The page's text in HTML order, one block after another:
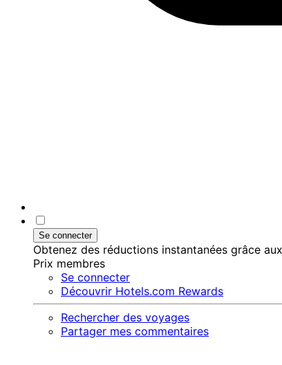
Se connecter
Obtenez des réductions instantanées grâce aux
Prix membres
Se connecter
Découvrir Hotels.com Rewards
Rechercher des voyages
Partager mes commentaires